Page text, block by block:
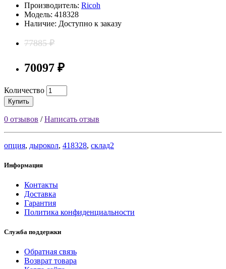
Производитель: Ricoh
Модель: 418328
Наличие: Доступно к заказу
77885 ₽
70097 ₽
Количество
Купить
0 отзывов /Написать отзыв
опция, дырокол, 418328, склад2
Информация
Контакты
Доставка
Гарантия
Политика конфиденциальности
Служба поддержки
Обратная связь
Возврат товара